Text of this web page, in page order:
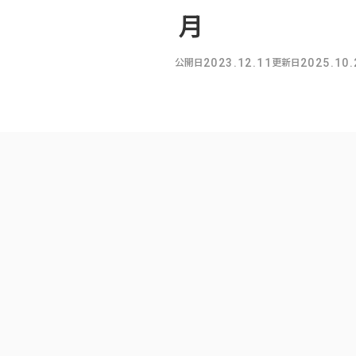
月
公開日2023.12.11 更新日